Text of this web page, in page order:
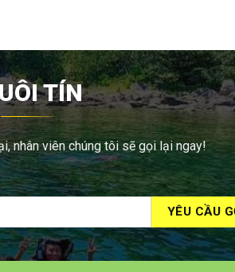
TÍN
nhân viên chúng tôi sẽ gọi lại ngay!